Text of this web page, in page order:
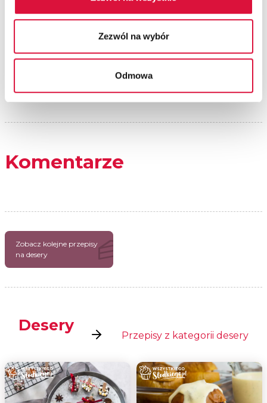
Zezwól na wybór
Odmowa
Komentarze
Zobacz kolejne przepisy
na desery
Desery
Przepisy z kategorii desery